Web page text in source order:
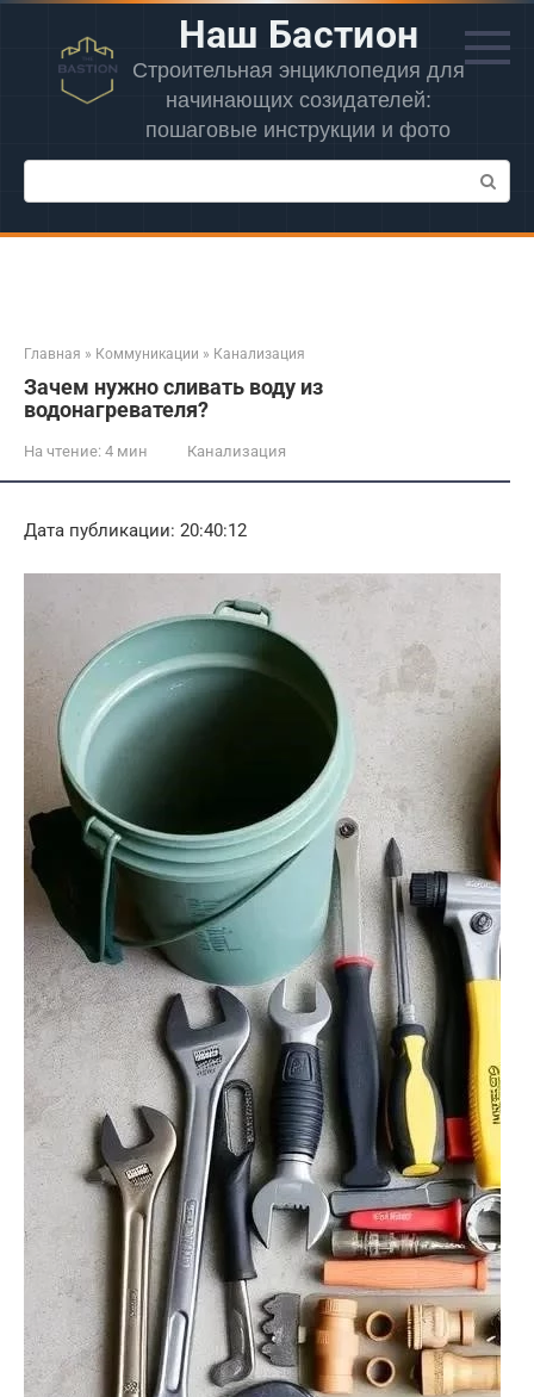
Перейти
контенту
Наш Бастион
Строительная энциклопедия для
начинающих созидателей:
пошаговые инструкции и фото
Поиск:
Главная » Коммуникации » Канализация
Зачем нужно сливать воду из
водонагревателя?
На чтение: 4 мин Канализация
Дата публикации: 20:40:12